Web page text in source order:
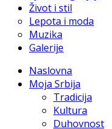
Život i stil
Lepota i moda
Muzika
Galerije
Naslovna
Moja Srbija
Tradicija
Kultura
Duhovnost